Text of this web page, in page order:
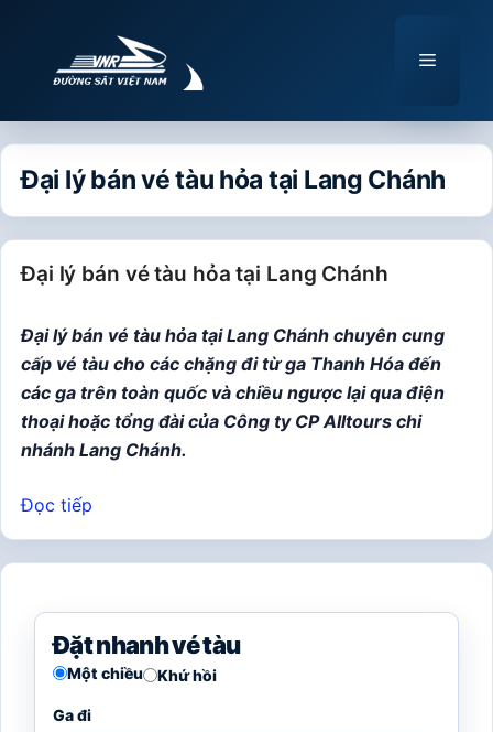
Menu
Đại lý bán vé tàu hỏa tại Lang Chánh
Đại lý bán vé tàu hỏa tại Lang Chánh
Đại lý bán vé tàu hỏa tại Lang Chánh chuyên cung
cấp vé tàu cho các chặng đi từ ga Thanh Hóa đến
các ga trên toàn quốc và chiều ngược lại qua điện
thoại hoặc tổng đài của Công ty CP Alltours chi
nhánh Lang Chánh.
Đọc tiếp
Đặt nhanh vé tàu
Một chiều Khứ hồi
Ga đi